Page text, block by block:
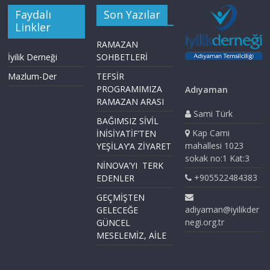
Faydalı
Linkler
İyilik Derneği
Mazlum-Der
Son Yazılar
RAMAZAN
SOHBETLERİ
TEFSİR
PROGRAMIMIZA
RAMAZAN ARASI
BAĞIMSIZ SİVİL
İNİSİYATİF’TEN
YEŞİLAY’A ZİYARET
NİNOVA’YI TERK
EDENLER
GEÇMİŞTEN
GELECEĞE
GÜNCEL
MESELEMİZ, AİLE
Adıyaman
Sami Türk
Kap Cami
mahallesi 1023
sokak no:1 Kat:3
+905522484383
adiyaman@iyilikder
negi.org.tr